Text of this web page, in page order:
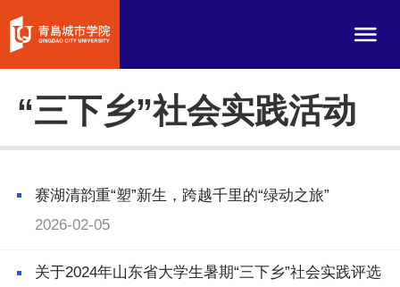
“三下乡”社会实践活动
赛湖清韵重“塑”新生，跨越千里的“绿动之旅”
2026-02-05
关于2024年山东省大学生暑期“三下乡”社会实践评选